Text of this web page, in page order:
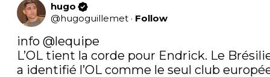
hugo
@hugoguillemet · Follow
info @lequipe
L’OL tient la corde pour Endrick. Le
a identifié l’OL comme le seul club